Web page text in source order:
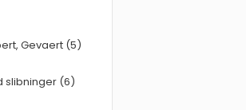
Gevaert (5)
slibninger (6)